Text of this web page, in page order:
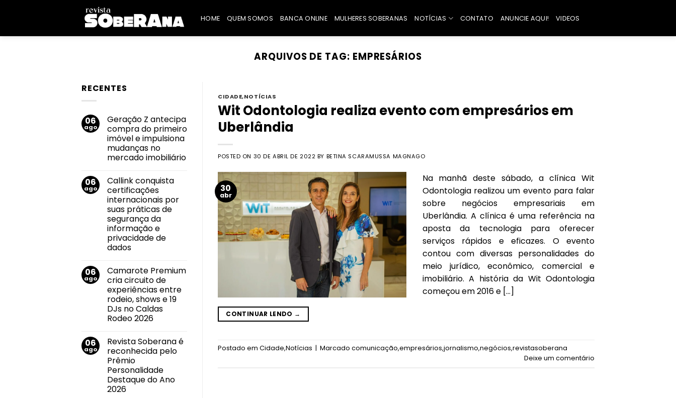
HOME QUEM SOMOS BANCA ONLINE MULHERES SOBERANAS NOTÍCIAS CONTATO ANUNCIE AQUI! VIDEOS
ARQUIVOS DE TAG: EMPRESÁRIOS
RECENTES
06
ago
Geração Z antecipa
compra do primeiro
imóvel e impulsiona
mudanças no
mercado imobiliário
em
Geração
Z
antecipa
compra
do
primeiro
imóvel
e
impulsiona
mudanças
no
06
ago
Callink conquista
certificações
internacionais por
suas práticas de
segurança da
informação e
privacidade de
dados
em
Callink
conquista
certificações
internacionais
por
suas
práticas
de
informação
e
privacidade
de
dados
06
ago
Camarote Premium
cria circuito de
experiências entre
rodeio, shows e 19
DJs no Caldas
Rodeo 2026
em
Camarote
Premium
cria
circuito
de
experiências
entre
rodeio,
06
ago
Revista Soberana é
reconhecida pelo
Prêmio
Personalidade
Destaque do Ano
2026
CIDADE,NOTÍCIAS
Wit Odontologia realiza evento com empresários em
Uberlândia
POSTED ON 30 DE ABRIL DE 2022 BY BETINA SCARAMUSSA MAGNAGO
30
abr
Na manhã deste sábado, a clínica Wit
Odontologia realizou um evento para falar
sobre negócios empresariais em
Uberlândia. A clínica é uma referência na
aposta da tecnologia para oferecer
serviços rápidos e eficazes. O evento
contou com diversas personalidades do
meio jurídico, econômico, comercial e
imobiliário. A história da Wit Odontologia
começou em 2016 e […]
CONTINUAR LENDO →
Postado em Cidade,Notícias | Marcado comunicação,empresários,jornalismo,negócios,revistasoberana
Deixe um comentário